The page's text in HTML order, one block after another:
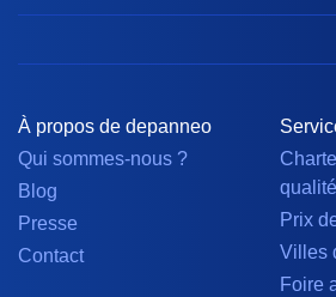
À propos de depanneo
Qui sommes-nous ?
Blog
Presse
Contact
qualité
Prix
Villes
Foire